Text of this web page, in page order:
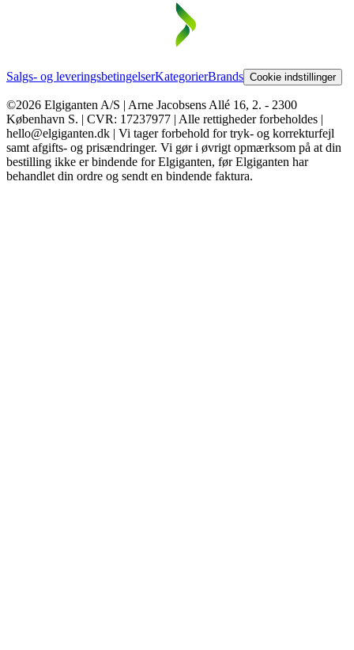
Salgs- og leveringsbetingelserKategorierBrands Cookie indstillinger
©2026 Elgiganten A/S | Arne Jacobsens Allé 16, 2. - 2300
København S. | CVR: 17237977 | Alle rettigheder forbeholdes |
hello@elgiganten.dk | Vi tager forbehold for tryk- og korrekturfejl
samt afgifts- og prisændringer. Vi gør i øvrigt opmærksom på at din
bestilling ikke er bindende for Elgiganten, før Elgiganten har
behandlet din ordre og sendt en bindende faktura.